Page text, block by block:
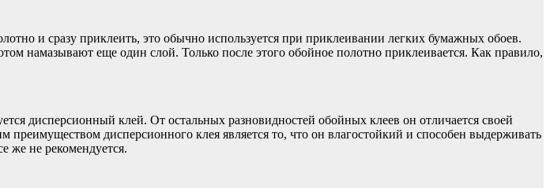
и сразу приклеить, это обычно используется при приклеивании легких бумажных обоев.
намазывают еще один слой. Только после этого обойное полотно приклеивается. Как правило,
дисперсионный клей. От остальных разновидностей обойных клеев он отличается своей
дисперсионного клея является то, что он влагостойкий и способен выдерживать
же не рекомендуется.